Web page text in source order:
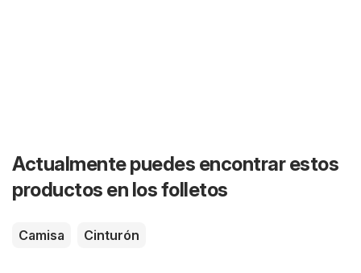
Actualmente puedes encontrar estos
productos en los folletos
Camisa Cinturón